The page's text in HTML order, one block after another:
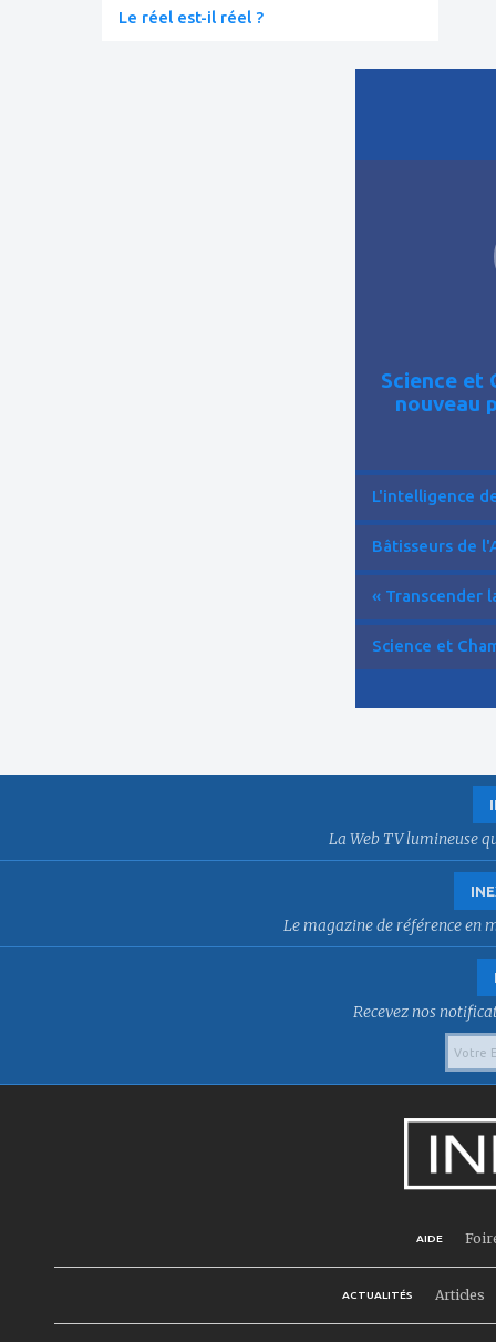
Le réel est-il réel ?
Science et
nouveau
L'intelligence
Bâtisseurs de
« Transcender
Science et
La Web TV lumineuse
Le magazine de référence en
Recevez nos
AIDE
ACTUALITÉS Articles